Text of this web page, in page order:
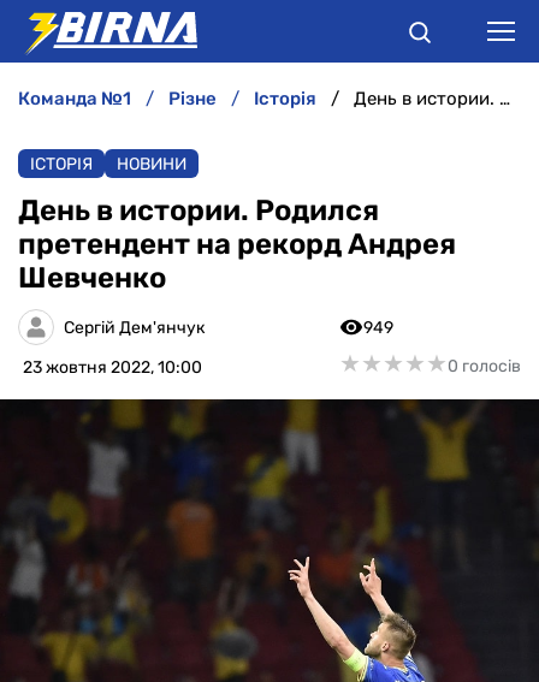
АНАЛІТИКА
ІНТЕРВ'Ю
РІЗНЕ
команда №1 різне історія День в истории. Родился претендент на рекорд Андрея Шевченко
ІСТОРІЯ НОВИНИ
День в истории. Родился
претендент на рекорд Андрея
Шевченко
Сергій Дем'янчук
23 жовтня 2022, 10:00
949
★★★★★
★★★★★0 голосів